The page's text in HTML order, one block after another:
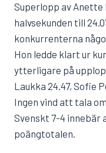
Superlopp av Anette
halvsekunden till
konkurrenterna
Hon ledde klart ur
ytterligare på
Laukka 24.47, Sofie
Ingen vind att tala
Svenskt 7-4 innebär
poängtotalen.